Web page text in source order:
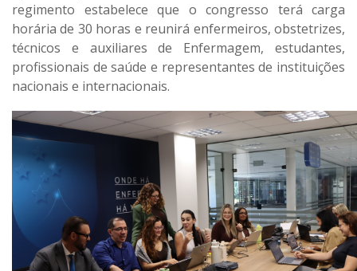
regimento estabelece que o congresso terá carga
horária de 30 horas e reunirá enfermeiros, obstetrizes,
técnicos e auxiliares de Enfermagem, estudantes,
profissionais de saúde e representantes de instituições
nacionais e internacionais.